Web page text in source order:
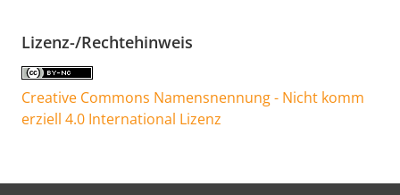
Lizenz-/Rechtehinweis
Creative Commons Namensnennung - Nicht komm
erziell 4.0 International Lizenz